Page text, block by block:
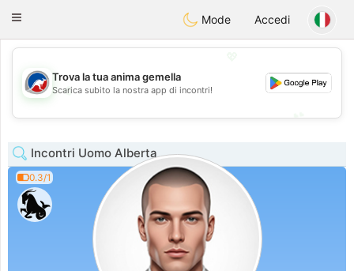
AustraliaChat
Toggle
Mode Accedi
💖
Trova la tua anima gemella
Scarica subito la nostra app di incontri!
Incontri Uomo Alberta
0.3/1